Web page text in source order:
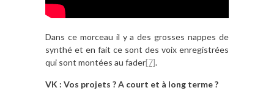
Dans ce morceau il y a des grosses nappes de
synthé et en fait ce sont des voix enregistrées
qui sont montées au fader[7].
VK : Vos projets ? A court et à long terme ?